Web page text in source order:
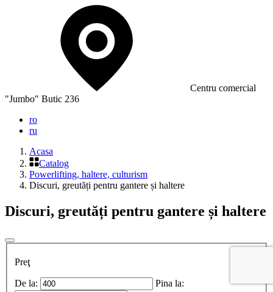
Сentru comercial
"Jumbo" Butic 236
ro
ru
Acasa
Catalog
Powerlifting, haltere, culturism
Discuri, greutăți pentru gantere și haltere
Discuri, greutăți pentru gantere și haltere
Preţ
De la: Pina la: